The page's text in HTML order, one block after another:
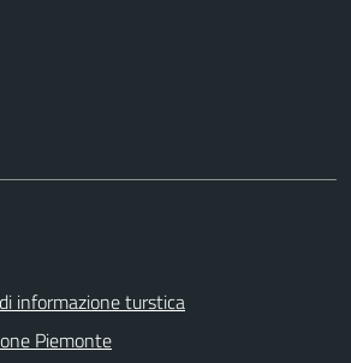
informazione turstica
Piemonte